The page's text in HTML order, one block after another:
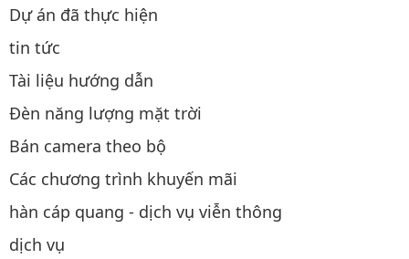
Dự án đã thực hiện
tin tức
Tài liệu hướng dẫn
Đèn năng lượng mặt trời
Bán camera theo bộ
Các chương trình khuyến mãi
hàn cáp quang - dịch vụ viễn thông
dịch vụ